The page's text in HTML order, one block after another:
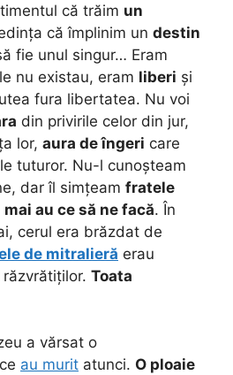
că trăim un
că împlinim un destin
fie unul singur… Eram
nu existau, eram liberi și
fura libertatea. Nu voi
din privirile celor din jur,
lor, aura de îngeri care
tuturor. Nu-l cunoșteam
dar îl simțeam fratele
mai au ce să ne facă. În
cerul era brăzdat de
de mitralieră erau
Toata
a vărsat o
au murit atunci. O ploaie